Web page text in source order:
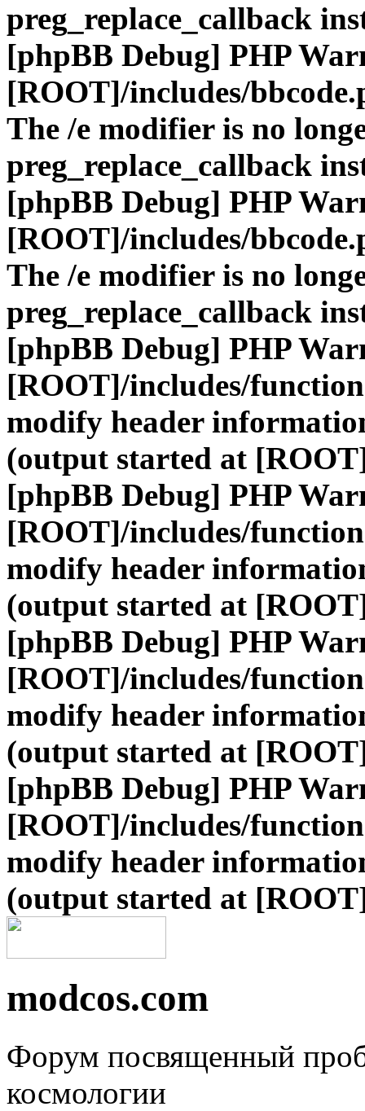
preg_replace_callback
[phpBB Debug] PHP
[ROOT]/includes/
The /e modifier is no
preg_replace_callback
[phpBB Debug] PHP
[ROOT]/includes/
The /e modifier is no
preg_replace_callback
[phpBB Debug] PHP
[ROOT]/includes/
modify header
(output started at
[phpBB Debug] PHP
[ROOT]/includes/
modify header
(output started at
[phpBB Debug] PHP
[ROOT]/includes/
modify header
(output started at
[phpBB Debug] PHP
[ROOT]/includes/
modify header
(output started at
modcos.com
Форум посвященный
космологии